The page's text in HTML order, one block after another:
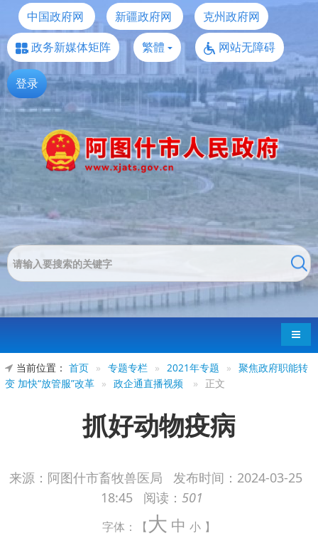
中国政府网 新疆政府网
克州政府网
政务新媒体矩阵
繁體 网站无障碍
登录
导航
当前位置： 首页 » 专题专栏 » 2021年专题 » 聚焦政府职能转
变 加快“放管服”改革 » 政企通直播视频 » 正文
抓好动物疫病
来源：阿图什市畜牧兽医局 发布时间： 2024-03-25
18:45
阅读： 501
字体：【大 中 小 】